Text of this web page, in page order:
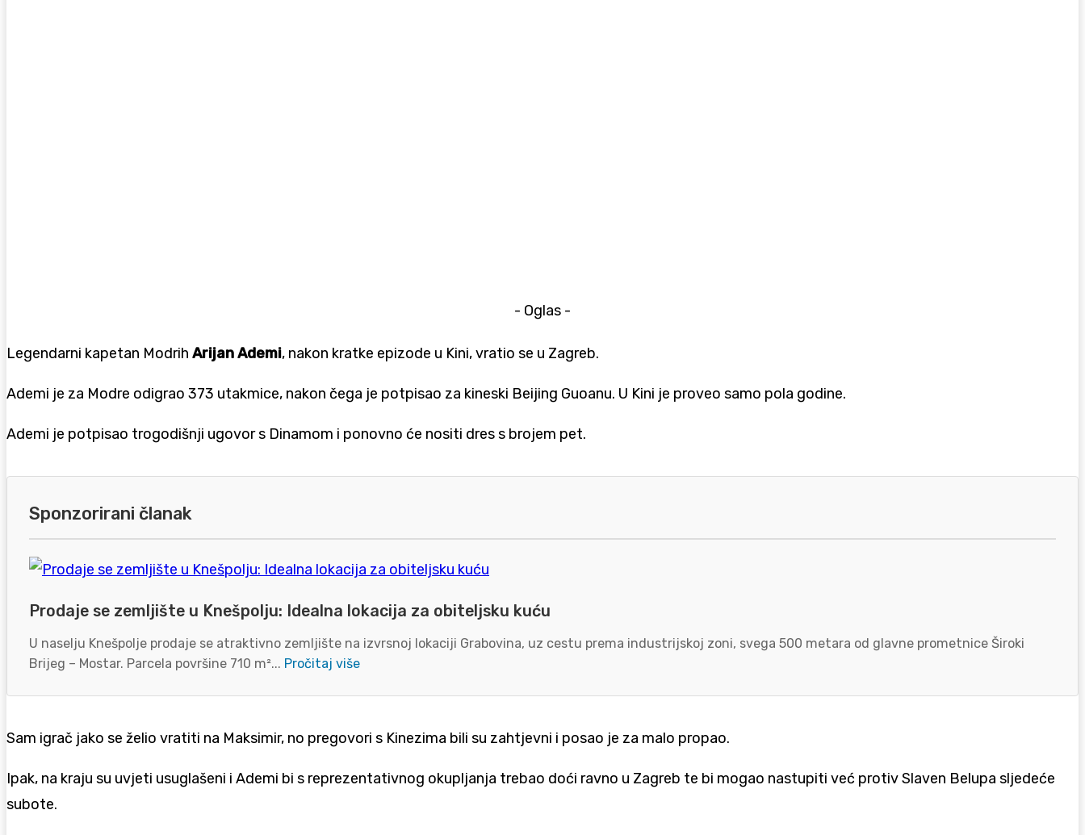
- Oglas -
Legendarni kapetan Modrih Arijan Ademi, nakon kratke epizode u Kini, vratio se u Zagreb.
Ademi je za Modre odigrao 373 utakmice, nakon čega je potpisao za kineski Beijing Guoanu. U Kini je proveo samo pola godine.
Ademi je potpisao trogodišnji ugovor s Dinamom i ponovno će nositi dres s brojem pet.
Sponzorirani članak
Prodaje se zemljište u Knešpolju: Idealna lokacija za obiteljsku kuću
U naselju Knešpolje prodaje se atraktivno zemljište na izvrsnoj lokaciji Grabovina, uz cestu prema industrijskoj zoni, svega 500 metara od glavne prometnice Široki
Brijeg – Mostar. Parcela površine 710 m²... Pročitaj više
Sam igrač jako se želio vratiti na Maksimir, no pregovori s Kinezima bili su zahtjevni i posao je za malo propao.
Ipak, na kraju su uvjeti usuglašeni i Ademi bi s reprezentativnog okupljanja trebao doći ravno u Zagreb te bi mogao nastupiti već protiv Slaven Belupa sljedeće
subote.